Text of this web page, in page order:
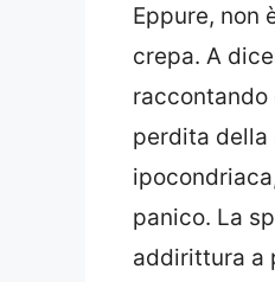
Eppure, non
crepa. A
raccontando
perdita della
panico. La
addirittura a